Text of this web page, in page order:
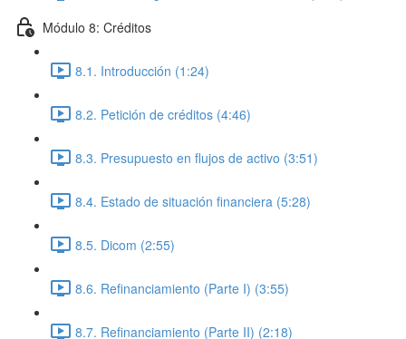
Módulo 8: Créditos
8.1. Introducción (1:24)
8.2. Petición de créditos (4:46)
8.3. Presupuesto en flujos de activo (3:51)
8.4. Estado de situación financiera (5:28)
8.5. Dicom (2:55)
8.6. Refinanciamiento (Parte I) (3:55)
8.7. Refinanciamiento (Parte II) (2:18)